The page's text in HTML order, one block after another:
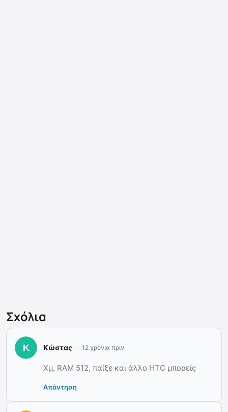
Σχόλια
Κώστας 12 χρόνια πριν
Χμ, RAM 512, παίξε και άλλο HTC μπορείς
Απάντηση